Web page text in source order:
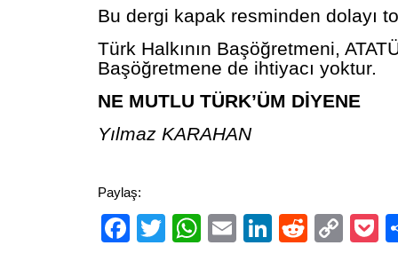
Bu dergi kapak resminden dolayı
Türk Halkının Başöğretmeni,
Başöğretmene de ihtiyacı yoktur.
NE MUTLU TÜRK’ÜM DİYENE
Yılmaz KARAHAN
Paylaş:
Facebook
TwitterWhatsApp
EmailLinkedIn
Reddit